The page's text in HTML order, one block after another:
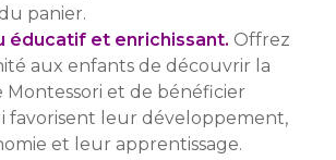
panier.
éducatif et enrichissant. Offrez
aux enfants de découvrir la
Montessori et de bénéficier
favorisent leur développement,
et leur apprentissage.